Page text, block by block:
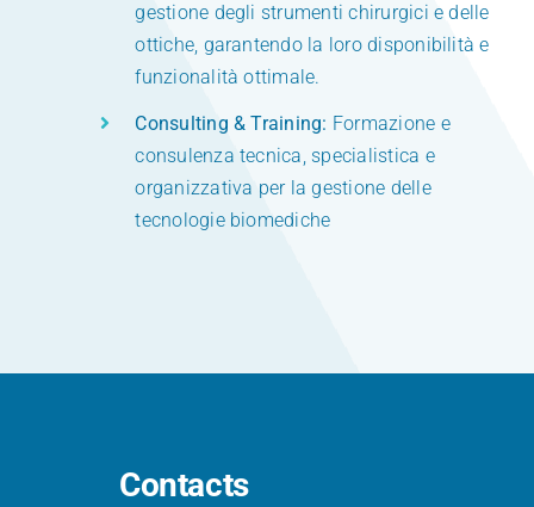
gestione degli strumenti chirurgici e delle
ottiche, garantendo la loro disponibilità e
funzionalità ottimale.
Consulting & Training: Formazione e
consulenza tecnica, specialistica e
organizzativa per la gestione delle
tecnologie biomediche
Contacts